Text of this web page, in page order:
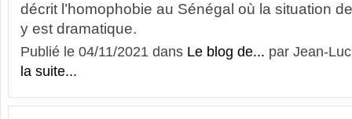
décrit l’homophobie au Sénégal où la situation
y est dramatique.
Publié le 04/11/2021 dans Le blog de... par Jean-
la suite...